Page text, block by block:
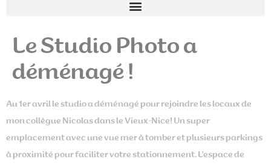
Le Studio Photo a
déménagé !
Au 1er avril le studio a déménagé pour rejoindre les locaux de
mon collègue Nicolas dans le Vieux-Nice! Un super
emplacement avec une vue mer à tomber et plusieurs parkings
à proximité pour faciliter votre stationnement. L’espace de